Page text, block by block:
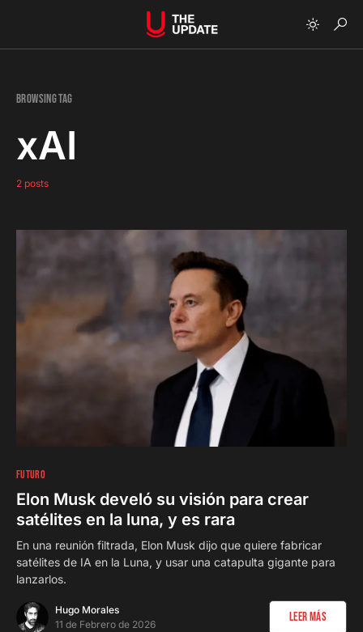
Browsing Tag
xAI
2 posts
FUTURO
Elon Musk develó su visión para crear
satélites en la luna, y es rara
En una reunión filtrada, Elon Musk dijo que quiere fabricar
satélites de IA en la Luna, y usar una catapulta gigante para
lanzarlos.
Hugo Morales
11 de Febrero de 2026
Leer Más